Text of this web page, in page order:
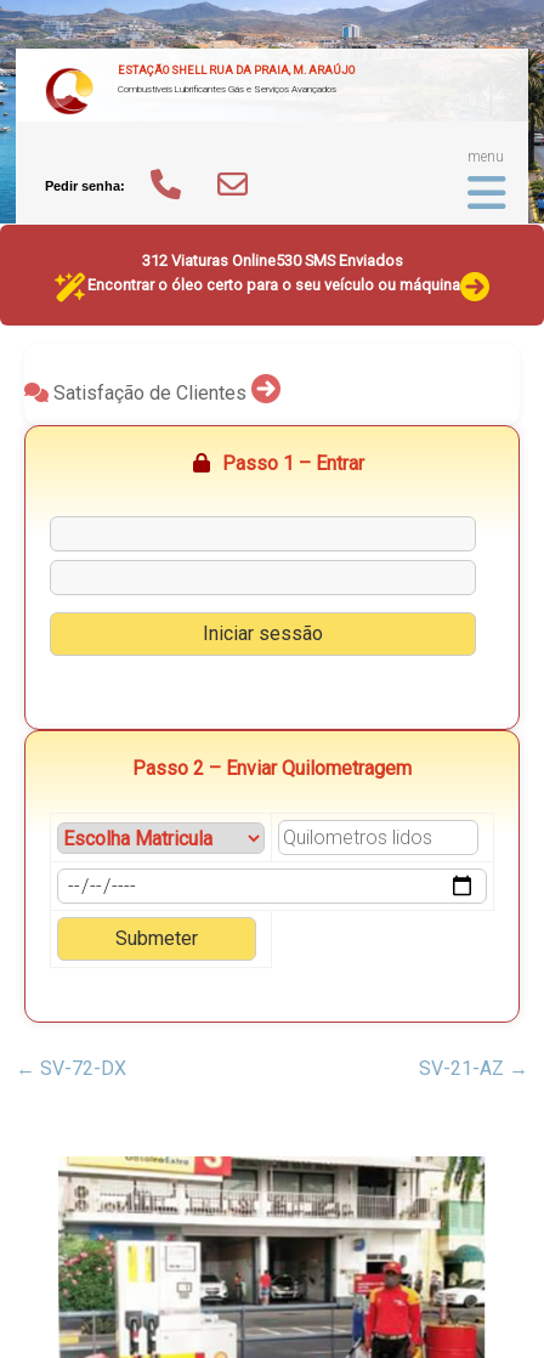
ESTAÇÃO SHELL RUA DA PRAIA, M. ARAÚJO
Combustíveis Lubrificantes Gás e Serviços Avançados
menu
Pedir senha:
312 Viaturas Online530 SMS Enviados
Encontrar o óleo certo para o seu veículo ou máquina
Satisfação de Clientes
Passo 1 – Entrar
Passo 2 – Enviar Quilometragem
← SV-72-DX SV-21-AZ →